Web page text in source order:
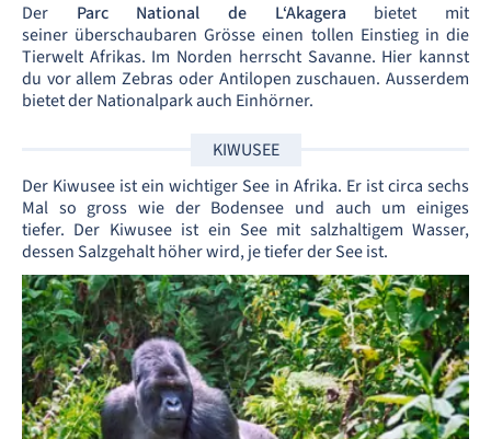
Der Parc National de L‘Akagera bietet mit
seiner überschaubaren Grösse einen tollen Einstieg in die
Tierwelt Afrikas. Im Norden herrscht Savanne. Hier kannst
du vor allem Zebras oder Antilopen zuschauen. Ausserdem
bietet der Nationalpark auch Einhörner.
KIWUSEE
Der Kiwusee ist ein wichtiger See in Afrika. Er ist circa sechs
Mal so gross wie der Bodensee und auch um einiges
tiefer. Der Kiwusee ist ein See mit salzhaltigem Wasser,
dessen Salzgehalt höher wird, je tiefer der See ist.